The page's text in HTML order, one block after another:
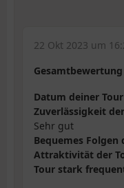
22 Okt 2023 um
Gesamtbewertung
Datum deiner Tour
Zuverlässigkeit
Sehr gut
Bequemes Folgen
Attraktivität der
Tour stark